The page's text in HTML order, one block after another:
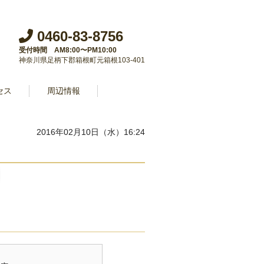
0460-83-8756
受付時間 AM8:00〜PM10:00
神奈川県足柄下郡箱根町元箱根103-401
ス 周辺情報
2016年02月10日（水）16:24